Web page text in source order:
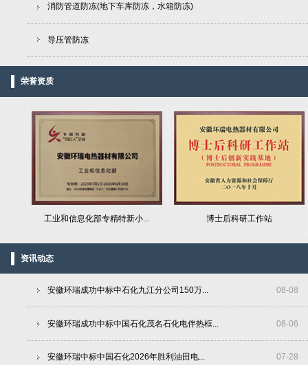
消防管道防冻(地下车库防冻，水箱防冻)
导压管防冻
荣誉资质
工业和信息化部专精特新小... 博士后科研工作站
资讯动态
08-08
安徽环瑞成功中标中石化九江分公司150万...
08-06
安徽环瑞成功中标中国石化茂名石化电伴热框...
07-28
安徽环瑞中标中国石化2026年胜利油田电...